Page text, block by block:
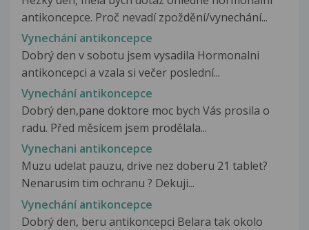
antikoncepce. Proč nevadí zpoždění/vynechání...
Vynechání antikoncepce
Dobrý den v sobotu jsem vysadila Hormonalni
antikoncepci a vzala si večer poslední...
Vynechání antikoncepce
Dobrý den,pane doktore moc bych Vás prosila o
radu. Před měsícem jsem prodělala...
Vynechani antikoncepce
Muzu udelat pauzu, drive nez doberu 21 tablet?
Nenarusim tim ochranu ? Dekuji...
Vynechání antikoncepce
Dobrý den, beru antikoncepci Belara tak okolo